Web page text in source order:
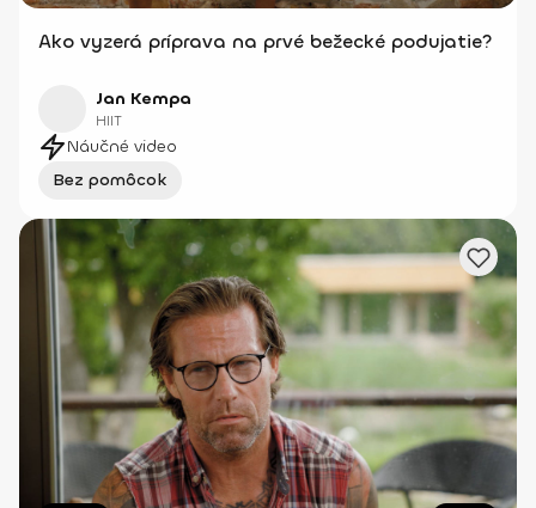
Ako vyzerá príprava na prvé bežecké podujatie?
Jan Kempa
HIIT
Náučné video
Bez pomôcok